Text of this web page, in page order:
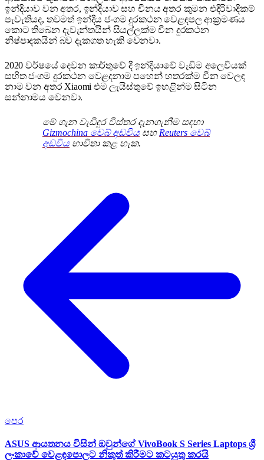
ඉන්දියාව වන අතර, ඉන්දියාව සහ චීනය අතර කුමන එදිරිවාදිකම්
පැවැතියද, තවමත් ඉන්දීය ජංගම දුරකථන වෙළඳපල ආක්‍රමණය
කොට තිබෙන දැවැන්තයින් සියල්ලක්ම චීන දුරකථන
නිෂ්පාදකයින් බව දැකගත හැකි වෙනවා.
2020 වර්ෂයේ දෙවන කාර්තුවේ දී ඉන්දියාවේ වැඩිම අලෙවියක්
සහිත ජංගම දුරකථන වෙළදනාම පහෙන් හතරක්ම චීන වෙලඳ
නාම වන අතර Xiaomi එම ලැයිස්තුවේ ඉහළින්ම සිටින
සන්නාමය වෙනවා.
මේ ගැන වැඩිදුර විස්තර දැනගැනීම සඳහා
Gizmochina වෙබ් අඩවිය සහ Reuters වෙබ්
අඩවිය භාවිතා කළ හැක.
පෙර
ASUS ආයතනය විසින් ඔවුන්ගේ VivoBook S Series Laptops ශ්‍රී
ලංකාවේ වෙළඳපොලට නිකුත් කිරීමට කටයුතු කරයි